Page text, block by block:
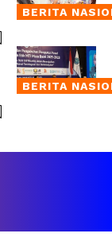
BERITA
BERITA